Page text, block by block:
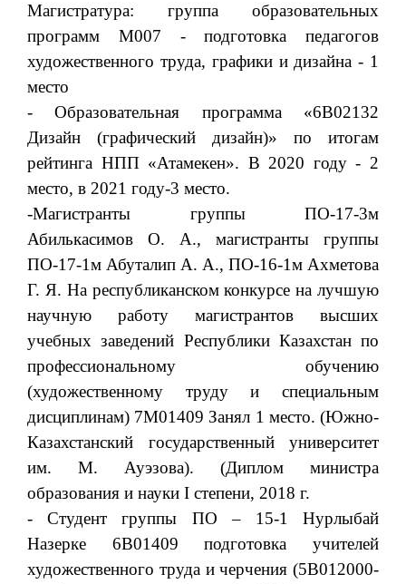
Магистратура: группа образовательных
программ М007 - подготовка педагогов
художественного труда, графики и дизайна - 1
место
- Образовательная программа «6В02132
Дизайн (графический дизайн)» по итогам
рейтинга НПП «Атамекен». В 2020 году - 2
место, в 2021 году-3 место.
-Магистранты группы ПО-17-3м
Абилькасимов О. А., магистранты группы
ПО-17-1м Абуталип А. А., ПО-16-1м Ахметова
Г. Я. На республиканском конкурсе на лучшую
научную работу магистрантов высших
учебных заведений Республики Казахстан по
профессиональному обучению
(художественному труду и специальным
дисциплинам) 7М01409 Занял 1 место. (Южно-
Казахстанский государственный университет
им. М. Ауэзова). (Диплом министра
образования и науки I степени, 2018 г.
- Студент группы ПО – 15-1 Нурлыбай
Назерке 6В01409 подготовка учителей
художественного труда и черчения (5В012000-